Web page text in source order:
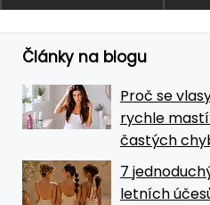
Články na blogu
Proč se
rychle
častých
7
letních